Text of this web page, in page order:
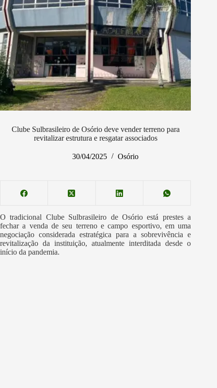
Clube Sulbrasileiro de Osório deve vender terreno para
revitalizar estrutura e resgatar associados
30/04/2025 Osório
O tradicional Clube Sulbrasileiro de Osório está prestes a
fechar a venda de seu terreno e campo esportivo, em uma
negociação considerada estratégica para a sobrevivência e
revitalização da instituição, atualmente interditada desde o
início da pandemia.